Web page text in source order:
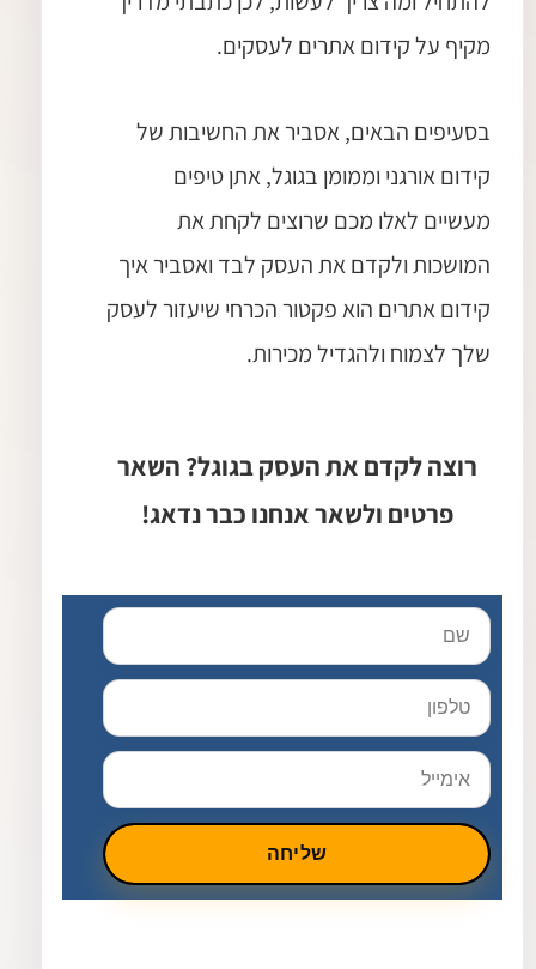
מקיף על קידום אתרים לעסקים.
בסעיפים הבאים, אסביר את החשיבות של
קידום אורגני וממומן בגוגל, אתן טיפים
מעשיים לאלו מכם שרוצים לקחת את
המושכות ולקדם את העסק לבד ואסביר איך
קידום אתרים הוא פקטור הכרחי שיעזור לעסק
שלך לצמוח ולהגדיל מכירות.
רוצה לקדם את העסק בגוגל? השאר
פרטים ולשאר אנחנו כבר נדאג!
שם
טלפון
אימייל
שליחה